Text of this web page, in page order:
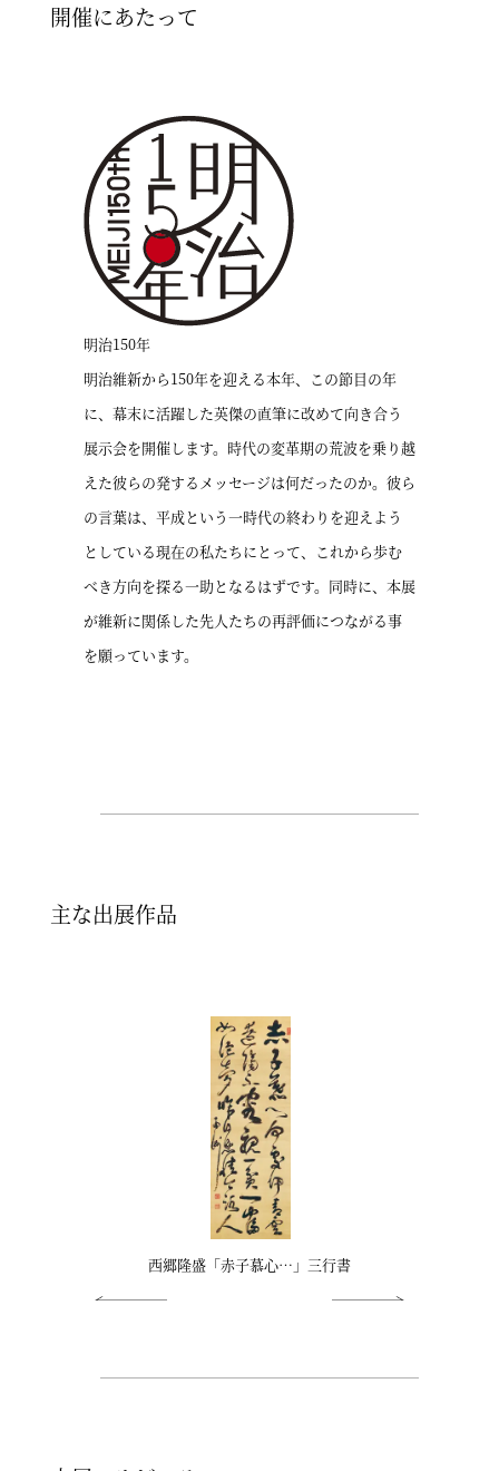
開催にあたって
明治150年
明治維新から150年を迎える本年、この節目の年
に、幕末に活躍した英傑の直筆に改めて向き合う
展示会を開催します。時代の変革期の荒波を乗り越
えた彼らの発するメッセージは何だったのか。彼ら
の言葉は、平成という一時代の終わりを迎えよう
としている現在の私たちにとって、これから歩む
べき方向を探る一助となるはずです。同時に、本展
が維新に関係した先人たちの再評価につながる事
を願っています。
主な出展作品
西郷隆盛「赤子慕心…」三行書